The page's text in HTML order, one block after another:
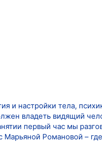
и настройки тела,
владеть видящий
первый час мы
Романовой –